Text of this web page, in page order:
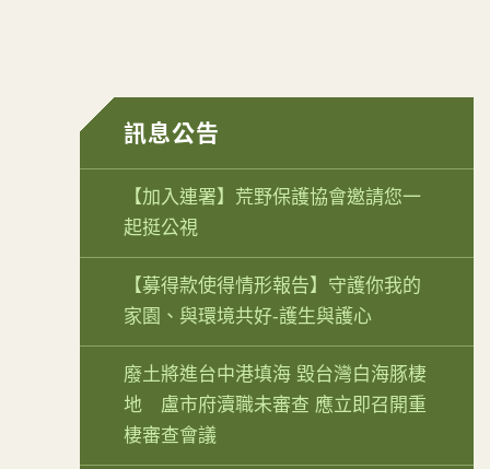
訊息公告
【加入連署】荒野保護協會邀請您一
起挺公視
【募得款使得情形報告】守護你我的
家園、與環境共好-護生與護心
廢土將進台中港填海 毀台灣白海豚棲
地 盧市府瀆職未審查 應立即召開重
棲審查會議